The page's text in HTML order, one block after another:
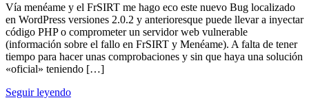
Vía menéame y el FrSIRT me hago eco este nuevo Bug localizado
en WordPress versiones 2.0.2 y anterioresque puede llevar a inyectar
código PHP o comprometer un servidor web vulnerable
(información sobre el fallo en FrSIRT y Menéame). A falta de tener
tiempo para hacer unas comprobaciones y sin que haya una solución
«oficial» teniendo […]
Seguir leyendo